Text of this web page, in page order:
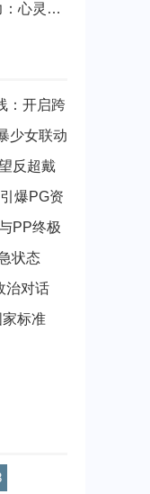
PG世界珍宝馆见证M4Max实力：心灵杀手2竟轻松跑出80FPS！
：开启跨
少女联动
反超戴
爆PG资
PP终极
状态
治对话
家标准